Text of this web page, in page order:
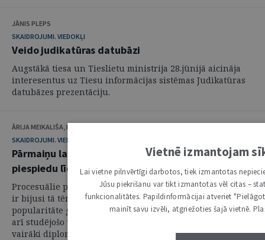
JĀNIS PLEPS
SKAIDROJUMI. VIEDOKĻI
Veido judikatūras datubāzi
Augstākā tiesa un Tieslietu ministrija 28.jūnijā aicināja
interesentus uz Tiesu informācijas sistēmas Judikatūras
datubāzes prezentāciju.
ĀRIJA MEIKALIŠA, KRISTĪNE STRADA-ROZENBERGA
SKAIDROJUMI. VIEDOKĻI
Pārmaiņu laiks kriminālprocesā V. Procesuālie
piespiedu līdzekļi un sankcijas
Procesuālie piespiedu līdzekļi kriminālprocesā vienmēr
ir bijusi tā tēma, kam raksturīga nemainīga aktualitāte,
popularitāte gan teorētiķu, gan praktisko darbinieku, gan
arī studējošo vidū. Ik gadu par šo tematu tiek sagatavoti
vairāki diplomdarbi, ...
Vietnē izmantojam
Lai vietne pilnvērtīgi darbotos, tiek izmantotas
Jūsu piekrišanu var tikt izmantotas vēl citas –
funkcionalitātes. Papildinformācijai atveriet
mainīt savu izvēli, atgriežoties šajā vietnē.